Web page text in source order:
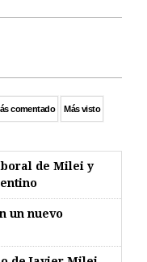
comentado Más visto
de Milei y
un nuevo